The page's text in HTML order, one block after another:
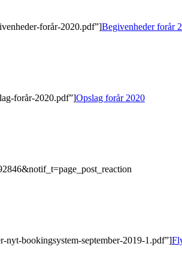
forår-2020.pdf”]Begivenheder forår
forår-2020.pdf”]Opslag forår 2020
nyt-bookingsystem-september-2019-1.pdf”]